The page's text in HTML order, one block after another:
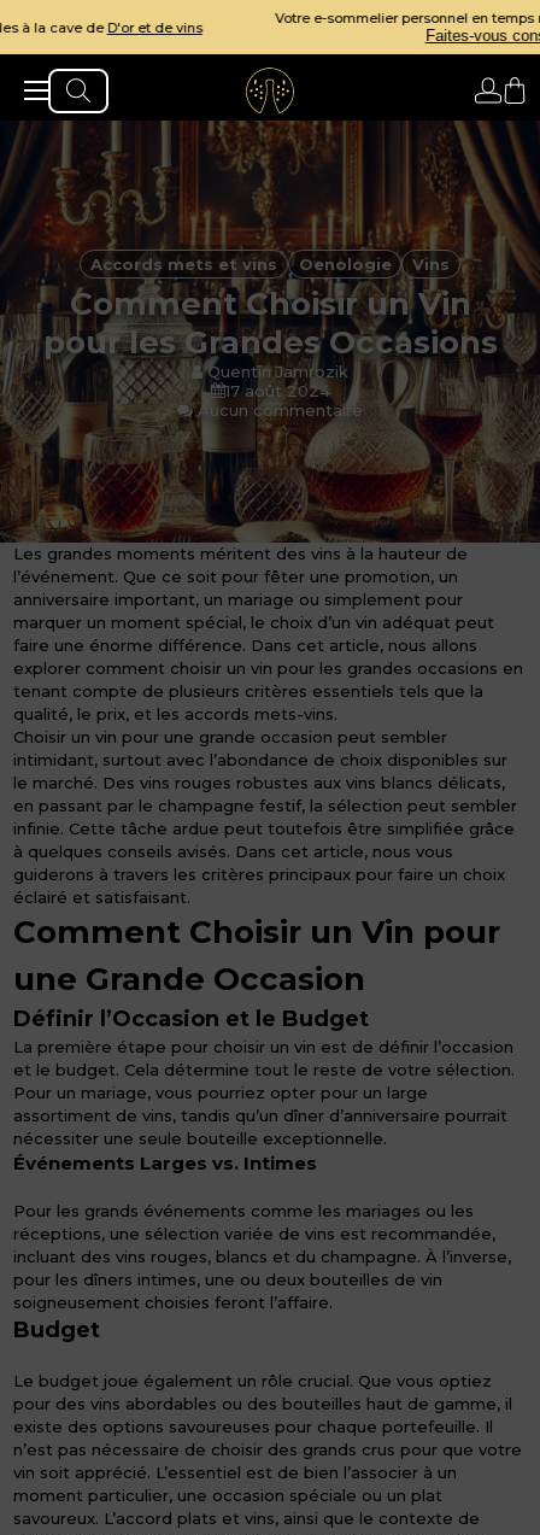
Votre e-sommelier personnel en temps réel pour des accord parfaits.
Faites-vous conseiller!
Accords mets et vins Oenologie Vins
Comment Choisir un Vin
pour les Grandes Occasions
Quentin Jamrozik
17 août 2024
Aucun commentaire
Les grandes moments méritent des vins à la hauteur de
l’événement. Que ce soit pour fêter une promotion, un
anniversaire important, un mariage ou simplement pour
marquer un moment spécial, le choix d’un vin adéquat peut
faire une énorme différence. Dans cet article, nous allons
explorer comment choisir un vin pour les grandes occasions en
tenant compte de plusieurs critères essentiels tels que la
qualité, le prix, et les accords mets-vins.
Choisir un vin pour une grande occasion peut sembler
intimidant, surtout avec l’abondance de choix disponibles sur
le marché. Des vins rouges robustes aux vins blancs délicats,
en passant par le champagne festif, la sélection peut sembler
infinie. Cette tâche ardue peut toutefois être simplifiée grâce
à quelques conseils avisés. Dans cet article, nous vous
guiderons à travers les critères principaux pour faire un choix
éclairé et satisfaisant.
Comment Choisir un Vin pour
une Grande Occasion
Définir l’Occasion et le Budget
La première étape pour choisir un vin est de définir l’occasion
et le budget. Cela détermine tout le reste de votre sélection.
Pour un mariage, vous pourriez opter pour un large
assortiment de vins, tandis qu’un dîner d’anniversaire pourrait
nécessiter une seule bouteille exceptionnelle.
Événements Larges vs. Intimes
Pour les grands événements comme les mariages ou les
réceptions, une sélection variée de vins est recommandée,
incluant des vins rouges, blancs et du champagne. À l’inverse,
pour les dîners intimes, une ou deux bouteilles de vin
soigneusement choisies feront l’affaire.
Budget
Le budget joue également un rôle crucial. Que vous optiez
pour des vins abordables ou des bouteilles haut de gamme, il
existe des options savoureuses pour chaque portefeuille. Il
n’est pas nécessaire de choisir des grands crus pour que votre
vin soit apprécié. L’essentiel est de bien l’associer à un
moment particulier, une occasion spéciale ou un plat
savoureux. L’accord plats et vins, ainsi que le contexte de